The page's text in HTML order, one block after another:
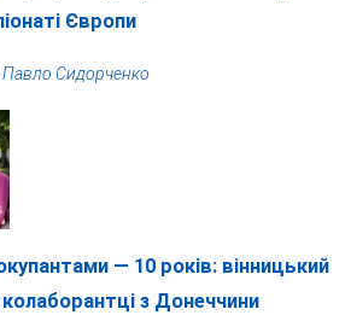
Європи
Павло Сидорченко
— 10 років: вінницький
з Донеччини